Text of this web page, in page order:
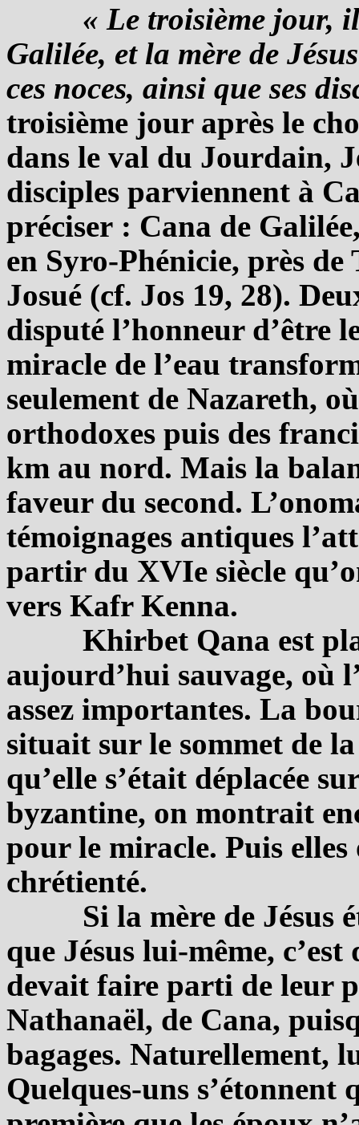
« Le troisième jour,
Galilée, et la mère de
ces noces, ainsi que ses
troisième jour après le
dans le val du Jourdain,
disciples parviennent à
préciser : Cana de
en Syro-Phénicie, près
Josué (cf. Jos 19, 28).
disputé l’honneur d’être
miracle de l’eau
seulement de Nazareth,
orthodoxes puis des
km au nord. Mais la
faveur du second.
témoignages antiques
partir du XVIe siècle
vers Kafr Kenna.
Khirbet Qana est
aujourd’hui sauvage, où
assez importantes. La
situait sur le sommet de
qu’elle s’était déplacée
byzantine, on montrait
pour le miracle. Puis elles
chrétienté.
Si la mère de Jésus
que Jésus lui-même,
devait faire parti de leur
Nathanaël, de Cana,
bagages. Naturellement,
Quelques-uns s’étonnent